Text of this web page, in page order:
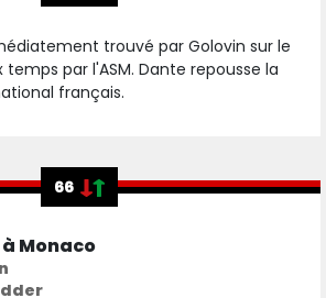
trouvé par Golovin sur le
par l'ASM. Dante repousse la
français.
66
Monaco